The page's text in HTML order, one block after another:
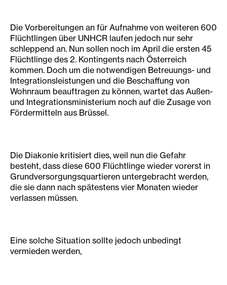
Die Vorbereitungen an für Aufnahme von weiteren 600
Flüchtlingen über UNHCR laufen jedoch nur sehr
schleppend an. Nun sollen noch im April die ersten 45
Flüchtlinge des 2. Kontingents nach Österreich
kommen. Doch um die notwendigen Betreuungs- und
Integrationsleistungen und die Beschaffung von
Wohnraum beauftragen zu können, wartet das Außen-
und Integrationsministerium noch auf die Zusage von
Fördermitteln aus Brüssel.
Die Diakonie kritisiert dies, weil nun die Gefahr
besteht, dass diese 600 Flüchtlinge wieder vorerst in
Grundversorgungsquartieren untergebracht werden,
die sie dann nach spätestens vier Monaten wieder
verlassen müssen.
Eine solche Situation sollte jedoch unbedingt
vermieden werden,